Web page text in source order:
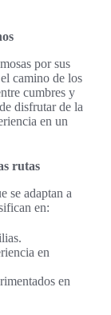
por sus
camino de los
cumbres y
disfrutar de la
en un
rutas
se adaptan a
en:
en
en